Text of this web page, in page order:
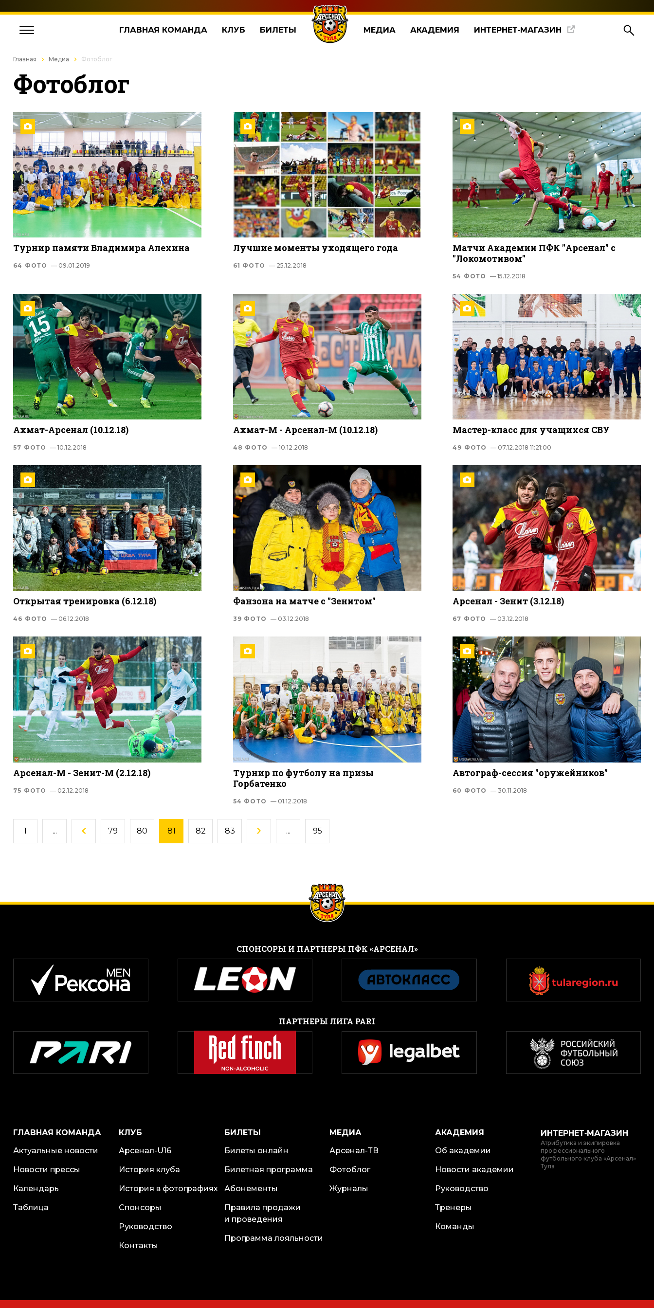
ГЛАВНАЯ КОМАНДА КЛУБ БИЛЕТЫ МЕДИА АКАДЕМИЯ ИНТЕРНЕТ‑МАГАЗИН
Главная Медиа Фотоблог
Фотоблог
Турнир памяти Владимира Алехина
64 ФОТО — 09.01.2019
Лучшие моменты уходящего года
61 ФОТО — 25.12.2018
Матчи Академии ПФК "Арсенал" с
"Локомотивом"
54 ФОТО — 15.12.2018
Ахмат-Арсенал (10.12.18)
57 ФОТО — 10.12.2018
Ахмат-М - Арсенал-М (10.12.18)
48 ФОТО — 10.12.2018
Мастер-класс для учащихся СВУ
49 ФОТО — 07.12.2018 11:21:00
Открытая тренировка (6.12.18)
46 ФОТО — 06.12.2018
Фанзона на матче с "Зенитом"
39 ФОТО — 03.12.2018
Арсенал - Зенит (3.12.18)
67 ФОТО — 03.12.2018
Арсенал-М - Зенит-М (2.12.18)
75 ФОТО — 02.12.2018
Турнир по футболу на призы
Горбатенко
54 ФОТО — 01.12.2018
Автограф-сессия "оружейников"
60 ФОТО — 30.11.2018
1 ... 79 80 81 82 83 ... 95
CПОНСОРЫ И ПАРТНЕРЫ ПФК «АРСЕНАЛ»
ПАРТНЕРЫ ЛИГА PARI
ГЛАВНАЯ КОМАНДА
Актуальные новости
Новости прессы
Календарь
Таблица
КЛУБ
Арсенал-U16
История клуба
История в фотографиях
Спонсоры
Руководство
Контакты
БИЛЕТЫ
Билеты онлайн
Билетная программа
Абонементы
Правила продажи
и проведения
Программа лояльности
МЕДИА
Арсенал-ТВ
Фотоблог
Журналы
АКАДЕМИЯ
Об академии
Новости академии
Руководство
Тренеры
Команды
ИНТЕРНЕТ‑МАГАЗИН
Атрибутика и экипировка
профессионального
футбольного клуба «Арсенал»
Тула